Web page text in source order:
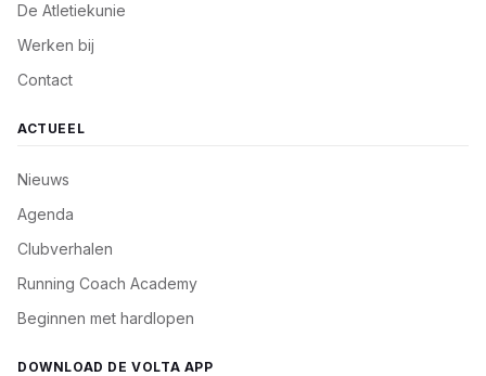
De Atletiekunie
Werken bij
Contact
ACTUEEL
Nieuws
Agenda
Clubverhalen
Running Coach Academy
Beginnen met hardlopen
DOWNLOAD DE VOLTA APP